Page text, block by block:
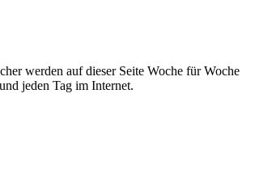
werden auf dieser Seite Woche für Woche
jeden Tag im Internet.